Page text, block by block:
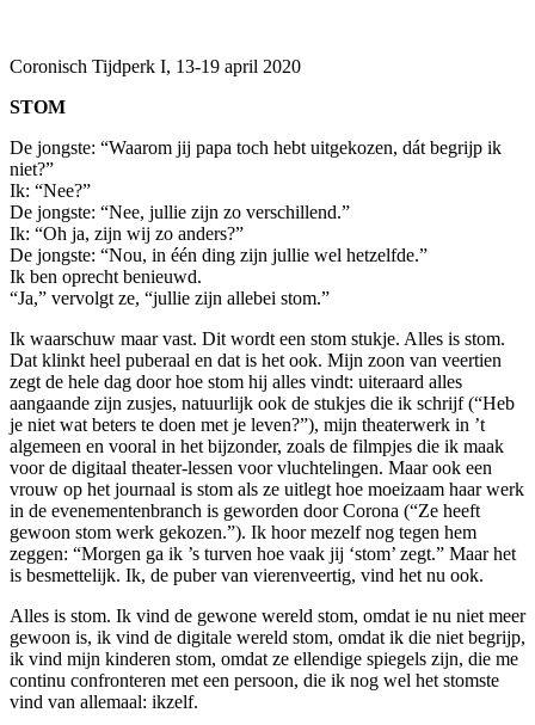
Coronisch Tijdperk I, 13-19 april 2020
STOM
De jongste: “Waarom jij papa toch hebt uitgekozen, dát begrijp ik
niet?”
Ik: “Nee?”
De jongste: “Nee, jullie zijn zo verschillend.”
Ik: “Oh ja, zijn wij zo anders?”
De jongste: “Nou, in één ding zijn jullie wel hetzelfde.”
Ik ben oprecht benieuwd.
“Ja,” vervolgt ze, “jullie zijn allebei stom.”
Ik waarschuw maar vast. Dit wordt een stom stukje. Alles is stom.
Dat klinkt heel puberaal en dat is het ook. Mijn zoon van veertien
zegt de hele dag door hoe stom hij alles vindt: uiteraard alles
aangaande zijn zusjes, natuurlijk ook de stukjes die ik schrijf (“Heb
je niet wat beters te doen met je leven?”), mijn theaterwerk in ’t
algemeen en vooral in het bijzonder, zoals de filmpjes die ik maak
voor de digitaal theater-lessen voor vluchtelingen. Maar ook een
vrouw op het journaal is stom als ze uitlegt hoe moeizaam haar werk
in de evenementenbranch is geworden door Corona (“Ze heeft
gewoon stom werk gekozen.”). Ik hoor mezelf nog tegen hem
zeggen: “Morgen ga ik ’s turven hoe vaak jij ‘stom’ zegt.” Maar het
is besmettelijk. Ik, de puber van vierenveertig, vind het nu ook.
Alles is stom. Ik vind de gewone wereld stom, omdat ie nu niet meer
gewoon is, ik vind de digitale wereld stom, omdat ik die niet begrijp,
ik vind mijn kinderen stom, omdat ze ellendige spiegels zijn, die me
continu confronteren met een persoon, die ik nog wel het stomste
vind van allemaal: ikzelf.